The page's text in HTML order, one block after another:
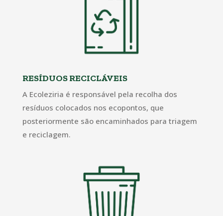
RESÍDUOS RECICLÁVEIS
A Ecoleziria é responsável pela recolha dos
resíduos colocados nos ecopontos, que
posteriormente são encaminhados para triagem
e reciclagem.